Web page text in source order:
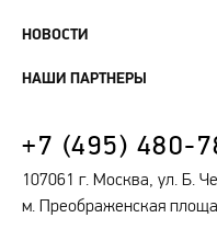
НОВОСТИ
НАШИ ПАРТНЕРЫ
+7 (495) 480-
107061 г. Москва, ул. Б.
м. Преображенская